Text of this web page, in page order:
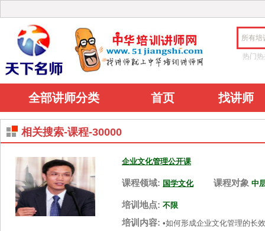
所有培
热门
全部讲师分类 首页 找讲师
相关搜索-课程-30000
企业文化管理公开课
课程领域: 国学文化 课程对象 中
培训地点: 不限
培训内容: •如何形成企业文化管理的长